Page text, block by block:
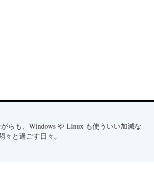
らも、Windows や Linux も使ういい加減な
と過ごす日々。